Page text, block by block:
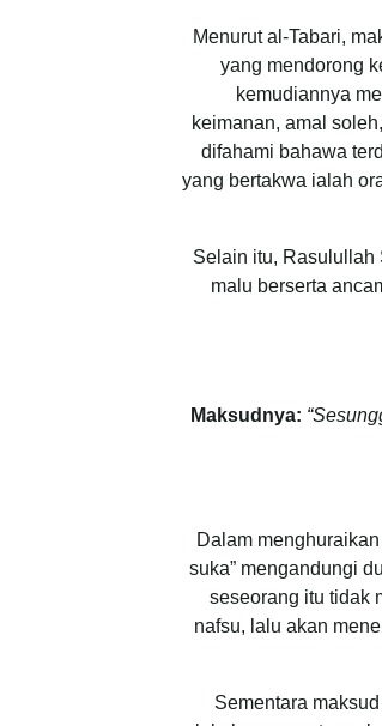
Menurut al-Tabari,
yang mendorong
kemudiannya
keimanan, amal
difahami bahawa
yang bertakwa ialah
Selain itu, Rasulullah
malu berserta
Maksudnya:
Dalam
suka” mengandungi
seseorang itu tidak
nafsu, lalu akan
Sementara